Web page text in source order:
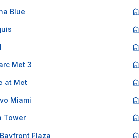
Blue
Met 3
at Met
Miami
Tower
Plaza